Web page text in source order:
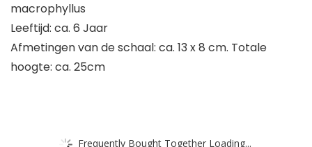
macrophyllus
Leeftijd: ca. 6 Jaar
Afmetingen van de schaal: ca. 13 x 8 cm. Totale
hoogte: ca. 25cm
Frequently Bought Together Loading...